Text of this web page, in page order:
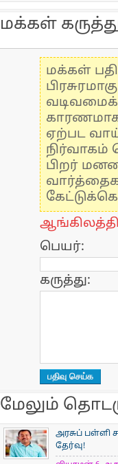
மக்கள்
மக்கள்
காரணமாக
ஏற்பட
நிர்வாகம்
பிறர்
பெயர்:
கருத்து:
மேலும்
அரசுப் பள்ளி
தேர்வு!